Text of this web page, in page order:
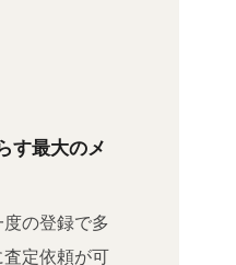
す最大のメ
の登録で多
定依頼が可